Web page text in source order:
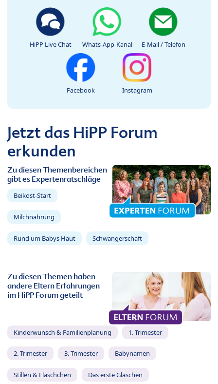
HiPP Live Chat Whats-App-Kanal E-Mail / Telefon
Facebook Instagram
Jetzt das HiPP Forum
erkunden
Zu diesen Themenbereichen
gibt es Expertenratschläge
Beikost-Start
Milchnahrung
Rund um Babys Haut Schwangerschaft
Zu diesen Themen haben
andere Eltern Erfahrungen
im HiPP Forum geteilt
Kinderwunsch & Familienplanung 1. Trimester
2. Trimester 3. Trimester Babynamen
Stillen & Fläschchen Das erste Gläschen